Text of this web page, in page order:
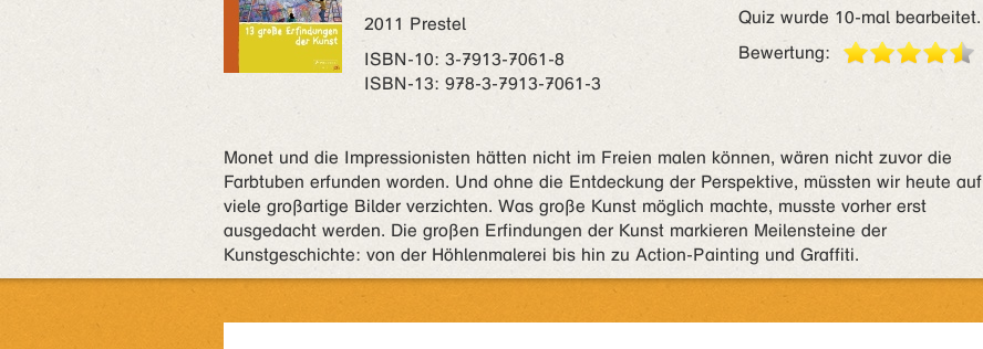
2011 Prestel
ISBN‑10: 3-7913-7061-8
ISBN‑13: 978-3-7913-7061-3
Quiz wurde 10-mal bearbeitet.
Bewertung:
Monet und die Impressionisten hätten nicht im Freien malen können, wären nicht zuvor die
Farbtuben erfunden worden. Und ohne die Entdeckung der Perspektive, müssten wir heute auf
viele großartige Bilder verzichten. Was große Kunst möglich machte, musste vorher erst
ausgedacht werden. Die großen Erfindungen der Kunst markieren Meilensteine der
Kunstgeschichte: von der Höhlenmalerei bis hin zu Action-Painting und Graffiti.